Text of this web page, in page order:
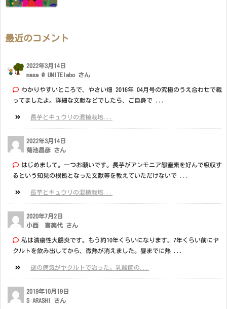
最近のコメント
2022年3月14日
masa @ UNITElabo さん
わかりやすいところで、やさい畑 2016年 04月号の究極のうえ合わせで載
ってましたよ。詳細な文献などでしたら、ご自身で ...
長芋とキュウリの混植栽培...
2022年3月14日
菊池昌彦 さん
はじめまして。一つお願いです。長芋がアンモニア態窒素を好んで吸収す
るという知見の根拠となった文献等を教えていただけないで ...
長芋とキュウリの混植栽培...
2020年7月2日
小西 喜美代 さん
私は潰瘍性大腸炎です。もう約10年くらいになります。7年くらい前にヤ
クルトを飲み出してから、微熱が消えました。昼までに熱 ...
謎の病気がヤクルトで治った。乳酸菌の...
2019年10月19日
S ARASHI さん